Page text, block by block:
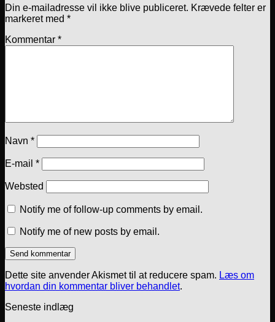
Din e-mailadresse vil ikke blive publiceret. Krævede felter er
markeret med *
Kommentar *
Navn *
E-mail *
Websted
Notify me of follow-up comments by email.
Notify me of new posts by email.
Dette site anvender Akismet til at reducere spam. Læs om
hvordan din kommentar bliver behandlet.
Seneste indlæg